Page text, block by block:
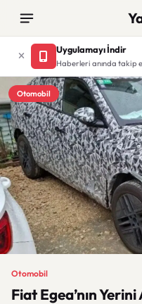
Uygulamayı İndir
Haberleri anında takip
Otomobil
Otomobil
Fiat Egea’nın